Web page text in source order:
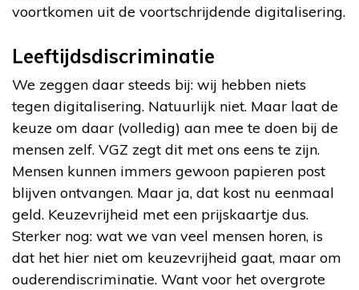
voortkomen uit de voortschrijdende digitalisering.
Leeftijdsdiscriminatie
We zeggen daar steeds bij: wij hebben niets
tegen digitalisering. Natuurlijk niet. Maar laat de
keuze om daar (volledig) aan mee te doen bij de
mensen zelf. VGZ zegt dit met ons eens te zijn.
Mensen kunnen immers gewoon papieren post
blijven ontvangen. Maar ja, dat kost nu eenmaal
geld. Keuzevrijheid met een prijskaartje dus.
Sterker nog: wat we van veel mensen horen, is
dat het hier niet om keuzevrijheid gaat, maar om
ouderendiscriminatie. Want voor het overgrote